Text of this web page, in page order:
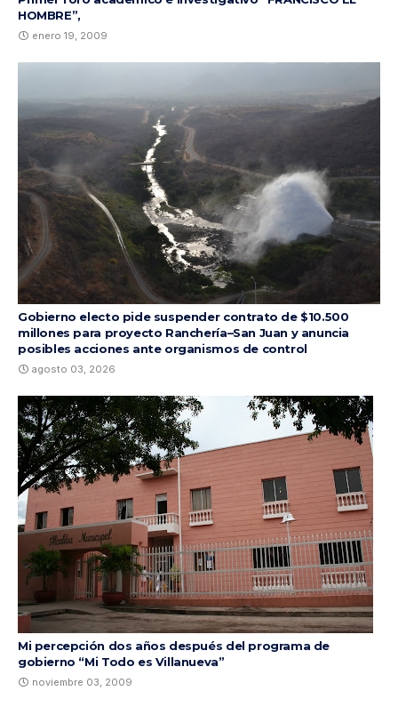
HOMBRE”,
enero 19, 2009
Gobierno electo pide suspender contrato de $10.500
millones para proyecto Ranchería–San Juan y anuncia
posibles acciones ante organismos de control
agosto 03, 2026
Mi percepción dos años después del programa de
gobierno “Mi Todo es Villanueva”
noviembre 03, 2009